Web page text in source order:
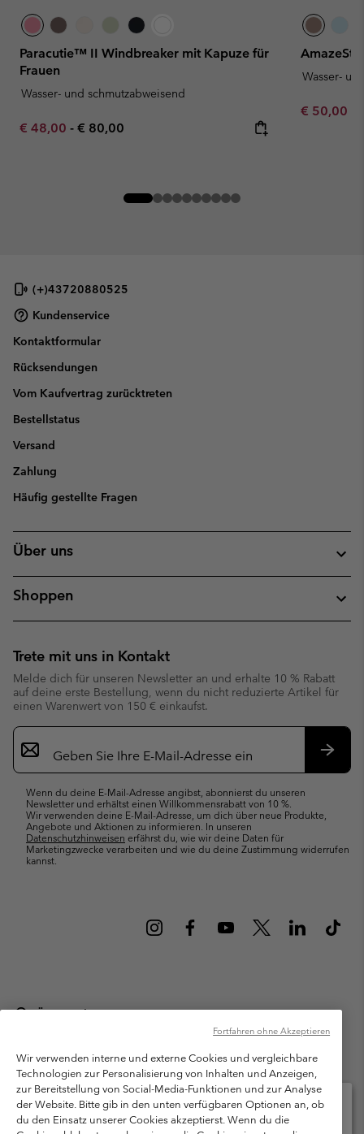
Paracutie™ II Windbreaker mit Kapuze für
Frauen
Wasser- und schmutzabweisend
Minimum sale price:
€ 48,00 - Maximum price:
€ 80,00
Wasser-
Minimum
€ 50,00
(+)43720880525
Kundenservice
Kontaktformular
Rücksendungen
Vom Kaufvertrag zurücktreten
Bestellstatus
Versand
Zahlung
Häufig gestellte Fragen
Über uns
Shoppen
Trete mit uns in Kontakt
Melde dich für unseren Newsletter an und erhalte 10 % Rabatt
auf deine erste Bestellung, wenn du nicht reduzierte Artikel für
einen Warenwert von 150 € einkaufst.
Newsletter-
Anmeldung
Wenn du deine E-Mail-Adresse angibst, abonnierst du unseren
Newsletter und erhältst einen Willkommensrabatt von 10 %.
Wir verwenden deine E-Mail-Adresse, um dich über neue Produkte,
Angebote und Aktionen zu informieren. In unseren
Datenschutzhinweisen erfährst du, wie wir deine Daten für
Marketingzwecke verarbeiten und wie du deine Zustimmung widerrufen
kannst.
Österreich
Columbia Sportswear Austria GmbH. Moosfeldstraße 1, 5101
Bergheim, Salzburg Österreich. Alle Rechte vorbehalten.
Nutzungsbedingungen
Allgemeine Verkaufsbedingungen
Garantie
Datenschutzerklärung
Bestimmungen und Bedingungen des Mitglieder Programms
Wir verwenden interne und externe Cookies und vergleichbare
Technologien zur Personalisierung von Inhalten und Anzeigen,
zur Bereitstellung von Social-Media-Funktionen und zur Analyse
der Website. Bitte gib in den unten verfügbaren Optionen an, ob
du den Einsatz unserer Cookies akzeptierst. Wenn du die
Fortfahren ohne Akzeptieren